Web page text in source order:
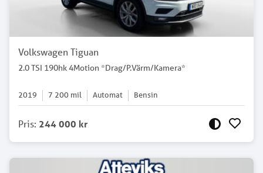
Volkswagen Tiguan
2.0 TSI 190hk 4Motion *Drag/P.Värm/Kamera*
2019 7 200 mil Automat Bensin
Pris: 244 000 kr